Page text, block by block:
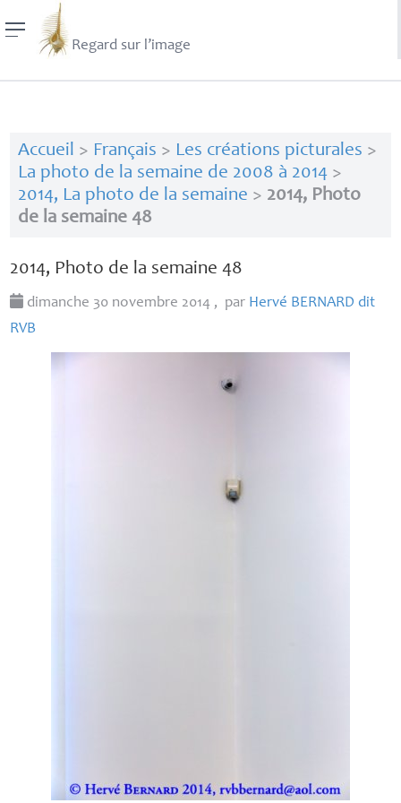
Regard sur l’image
Accueil > Français > Les créations picturales >
La photo de la semaine de 2008 à 2014>
2014, La photo de la semaine > 2014, Photo
de la semaine 48
2014, Photo de la semaine 48
dimanche 30 novembre 2014 , par Hervé BERNARD dit
RVB